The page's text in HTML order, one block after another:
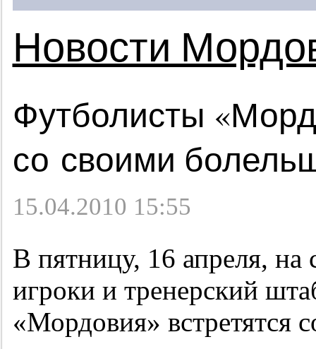
Новости
Футболисты
со своими
15.04.2010 15:55
В пятницу, 16 апреля, на
игроки и тренерский
«Мордовия» встретятся